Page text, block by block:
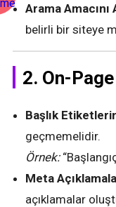
Arama Amacını
belirli bir siteye
2. On-Page
Başlık
geçmemelidir.
Örnek:
Meta
açıklamalar